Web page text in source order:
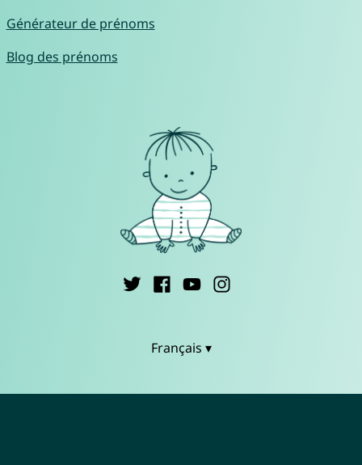
Générateur de prénoms
Blog des prénoms
Français ▾